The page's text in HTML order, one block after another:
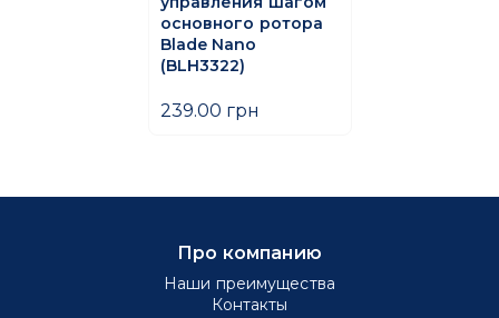
основного ротора
Blade Nano
(BLH3322)
239.00 грн
Про компанию
Наши преимущества
Контакты